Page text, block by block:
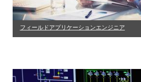
フィールドアプリケーションエンジニア